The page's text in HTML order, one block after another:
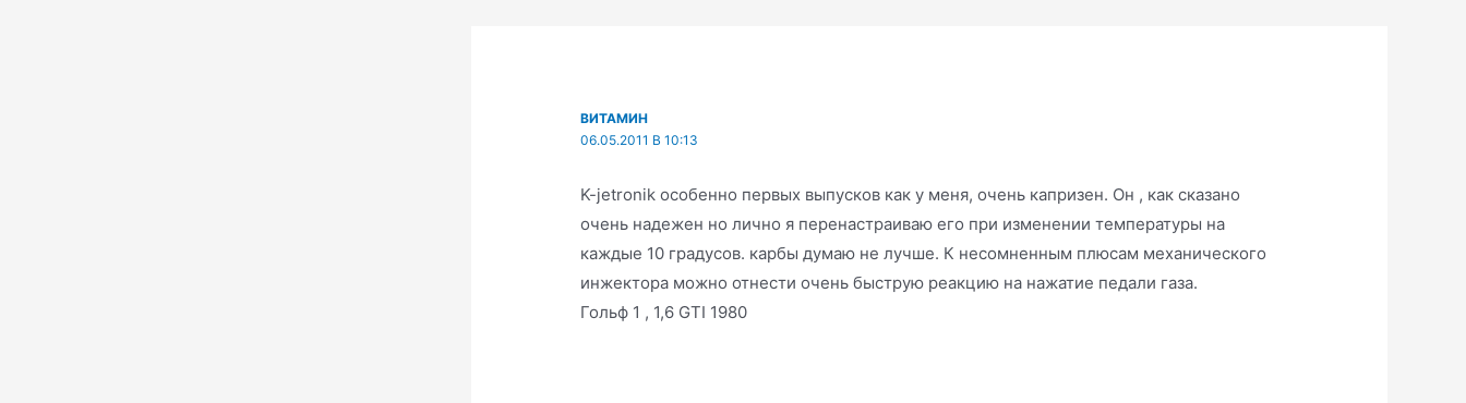
ВИТАМИН
06.05.2011 В 10:13
K-jetronik особенно первых выпусков как у меня, очень капризен. Он , как сказано
очень надежен но лично я перенастраиваю его при изменении температуры на
каждые 10 градусов. карбы думаю не лучше. К несомненным плюсам механического
инжектора можно отнести очень быструю реакцию на нажатие педали газа.
Гольф 1 , 1,6 GTI 1980